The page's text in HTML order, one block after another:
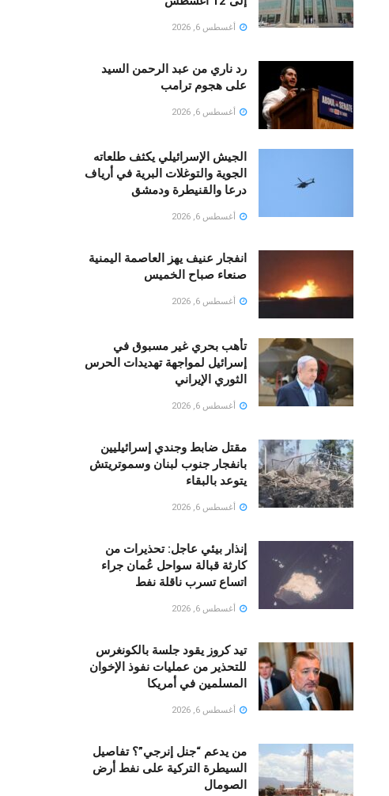
أغسطس 6, 2026
رد ناري من عبد الرحمن السيد
على هجوم ترامب
أغسطس 6, 2026
الجيش الإسرائيلي يكثف طلعاته
الجوية والتوغلات البرية في أرياف
درعا والقنيطرة ودمشق
أغسطس 6, 2026
انفجار عنيف يهز العاصمة اليمنية
صنعاء صباح الخميس
أغسطس 6, 2026
تأهب بحري غير مسبوق في
إسرائيل لمواجهة تهديدات الحرس
الثوري الإيراني
أغسطس 6, 2026
مقتل ضابط وجندي إسرائيليين
بانفجار جنوب لبنان وسموتريتش
يتوعد بالبقاء
أغسطس 6, 2026
إنذار بيئي عاجل: تحذيرات من
كارثة قبالة سواحل عُمان جراء
اتساع تسرب ناقلة نفط
أغسطس 6, 2026
تيد كروز يقود جلسة بالكونغرس
للتحذير من عمليات نفوذ الإخوان
المسلمين في أمريكا
أغسطس 6, 2026
من يدعم “جنل إنرجي”؟ تفاصيل
السيطرة التركية على نفط أرض
الصومال